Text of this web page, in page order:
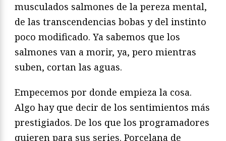
musculados salmones de la pereza mental,
de las transcendencias bobas y del instinto
poco modificado. Ya sabemos que los
salmones van a morir, ya, pero mientras
suben, cortan las aguas.
Empecemos por donde empieza la cosa.
Algo hay que decir de los sentimientos más
prestigiados. De los que los programadores
quieren para sus series. Porcelana de